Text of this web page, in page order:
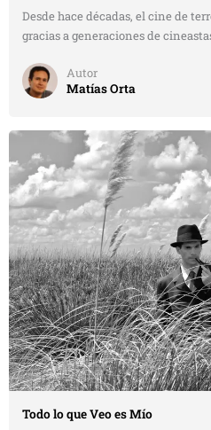
Desde hace décadas, el cine de
gracias a generaciones de
Autor
Matías Orta
Todo lo que Veo es Mío